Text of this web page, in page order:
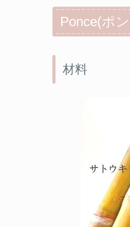
Ponce(ポ
材料